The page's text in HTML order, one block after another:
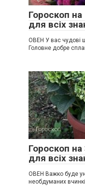
Гороскоп
для всіх
ОВЕН У вас чудові
Головне добре
Гороскоп
Гороскоп
для всіх
ОВЕН Важко буде
необдуманих